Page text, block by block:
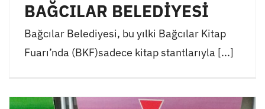
BAĞCILAR BELEDİYESİ
Bağcılar Belediyesi, bu yılki Bağcılar Kitap
Fuarı’nda (BKF)sadece kitap stantlarıyla [...]